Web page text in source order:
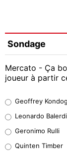
Sondage
Mercato - Ça
joueur à partir
38%
32%
Geoffrey
Leonardo Balerdi
Geronimo Rulli
Quinten Timber